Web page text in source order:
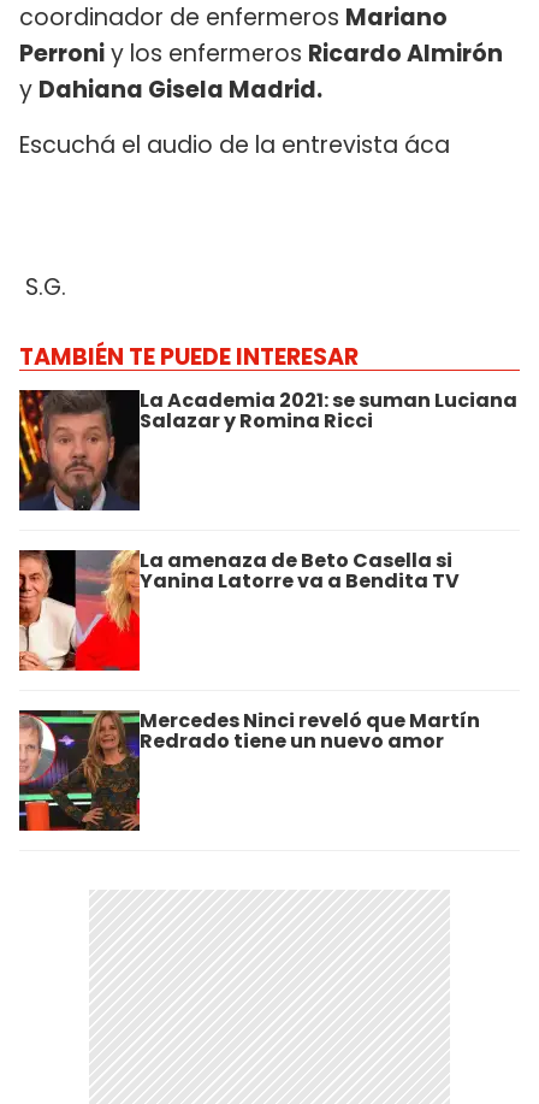
coordinador de enfermeros Mariano
Perroniy los enfermeros Ricardo Almirón
y Dahiana Gisela Madrid.
Escuchá el audio de la entrevista áca
S.G.
TAMBIÉN TE PUEDE INTERESAR
La Academia 2021: se suman Luciana
Salazar y Romina Ricci
La amenaza de Beto Casella si
Yanina Latorre va a Bendita TV
Mercedes Ninci reveló que Martín
Redrado tiene un nuevo amor